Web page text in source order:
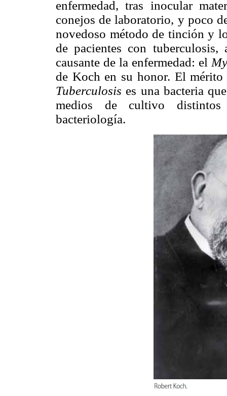
enfermedad, tras inocular
conejos de laboratorio, y poco
novedoso método de tinción y
de pacientes con
causante de la enfermedad: el
de Koch en su honor. El
Tuberculosis es una bacteria
medios de cultivo
bacteriología.